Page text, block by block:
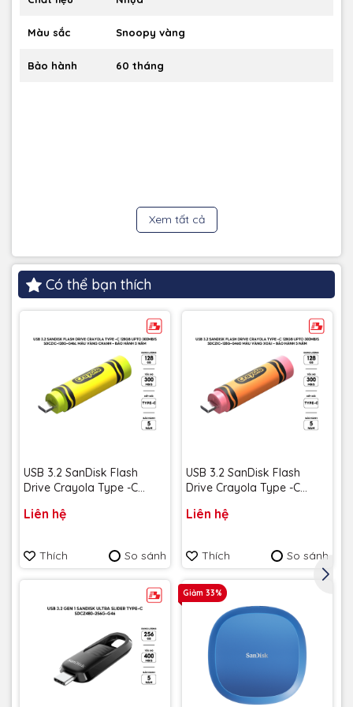
SanDisk Snoopy Phone Drive – Lưu trữ tiện lợi,
phong cách ngập tràn cá tính.
Màu sắc Snoopy vàng
Bảo hành 60 tháng
Xem tất cả
Có thể bạn thích
USB 3.2 SanDisk Flash
Drive Crayola Type -C
SDCZIC-128G-G46L màu
năm
Liên hệ
Thích So sánh
USB 3.2 SanDisk Flash
Drive Crayola Type -C
SDCZIC-128G-G46O màu
năm
Liên hệ
Thích So sánh
Giảm 33%